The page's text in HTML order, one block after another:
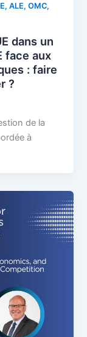
ALE, OMC,
dans un
face aux
: faire
?
de la
à